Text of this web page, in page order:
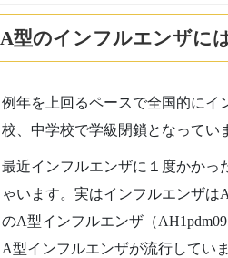
A型のインフルエンザに
例年を上回るペースで全国的にイ
校、中学校で学級閉鎖となってい
最近インフルエンザに１度かかっ
ゃいます。実はインフルエンザ
のA型インフルエンザ（
A型インフルエンザが流行してい